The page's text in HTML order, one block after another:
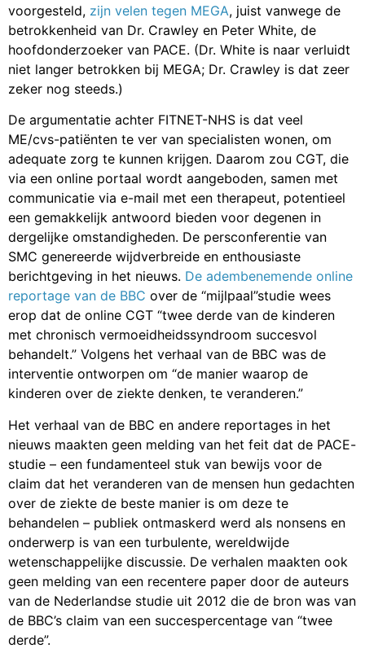
voorgesteld, zijn velen tegen MEGA, juist vanwege de
betrokkenheid van Dr. Crawley en Peter White, de
hoofdonderzoeker van PACE. (Dr. White is naar verluidt
niet langer betrokken bij MEGA; Dr. Crawley is dat zeer
zeker nog steeds.)
De argumentatie achter FITNET-NHS is dat veel
ME/cvs-patiënten te ver van specialisten wonen, om
adequate zorg te kunnen krijgen. Daarom zou CGT, die
via een online portaal wordt aangeboden, samen met
communicatie via e-mail met een therapeut, potentieel
een gemakkelijk antwoord bieden voor degenen in
dergelijke omstandigheden. De persconferentie van
SMC genereerde wijdverbreide en enthousiaste
berichtgeving in het nieuws. De adembenemende online
reportage van de BBC over de “mijlpaal”studie wees
erop dat de online CGT “twee derde van de kinderen
met chronisch vermoeidheidssyndroom succesvol
behandelt.” Volgens het verhaal van de BBC was de
interventie ontworpen om “de manier waarop de
kinderen over de ziekte denken, te veranderen.”
Het verhaal van de BBC en andere reportages in het
nieuws maakten geen melding van het feit dat de PACE-
studie – een fundamenteel stuk van bewijs voor de
claim dat het veranderen van de mensen hun gedachten
over de ziekte de beste manier is om deze te
behandelen – publiek ontmaskerd werd als nonsens en
onderwerp is van een turbulente, wereldwijde
wetenschappelijke discussie. De verhalen maakten ook
geen melding van een recentere paper door de auteurs
van de Nederlandse studie uit 2012 die de bron was van
de BBC’s claim van een succespercentage van “twee
derde”.